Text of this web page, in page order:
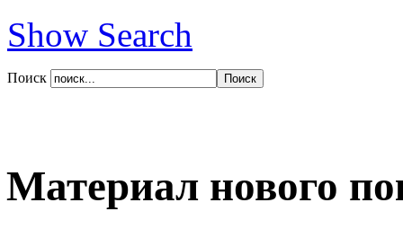
Show Search
Поиск
Материал нового